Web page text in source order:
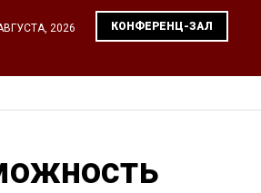
2026 КОНФЕРЕНЦ-ЗАЛ